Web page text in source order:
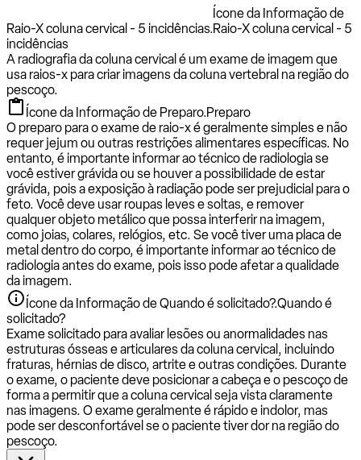
Ícone da Informação de
Raio-X coluna cervical - 5 incidências.Raio-X coluna cervical - 5
incidências
A radiografia da coluna cervical é um exame de imagem que
usa raios-x para criar imagens da coluna vertebral na região do
pescoço.
Ícone da Informação de Preparo.Preparo
O preparo para o exame de raio-x é geralmente simples e não
requer jejum ou outras restrições alimentares específicas. No
entanto, é importante informar ao técnico de radiologia se
você estiver grávida ou se houver a possibilidade de estar
grávida, pois a exposição à radiação pode ser prejudicial para o
feto. Você deve usar roupas leves e soltas, e remover
qualquer objeto metálico que possa interferir na imagem,
como joias, colares, relógios, etc. Se você tiver uma placa de
metal dentro do corpo, é importante informar ao técnico de
radiologia antes do exame, pois isso pode afetar a qualidade
da imagem.
Ícone da Informação de Quando é solicitado?.Quando é
solicitado?
Exame solicitado para avaliar lesões ou anormalidades nas
estruturas ósseas e articulares da coluna cervical, incluindo
fraturas, hérnias de disco, artrite e outras condições. Durante
o exame, o paciente deve posicionar a cabeça e o pescoço de
forma a permitir que a coluna cervical seja vista claramente
nas imagens. O exame geralmente é rápido e indolor, mas
pode ser desconfortável se o paciente tiver dor na região do
pescoço.